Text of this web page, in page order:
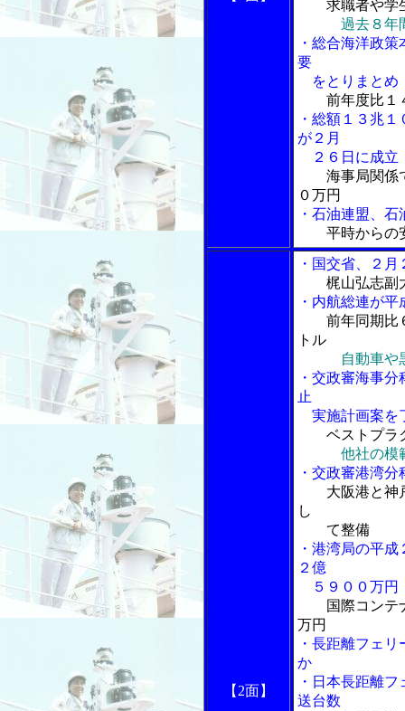
求職者や学
過去８年
・総合海洋政
要
をとりまとめ
前年度比１
・総額１３兆
が２月
２６日に成立
海事局関係
０万円
・石油連盟、
平時からの
【2面】
・国交省、２
梶山弘志副
・内航総連が
前年同期比
トル
自動車や
・交政審海事
止
実施計画案を
ベストプラ
他社の模
・交政審港湾
大阪港と神
し
て整備
・港湾局の平
２億
５９００万円
国際コンテ
万円
・長距離フェ
か
・日本長距離
送台数